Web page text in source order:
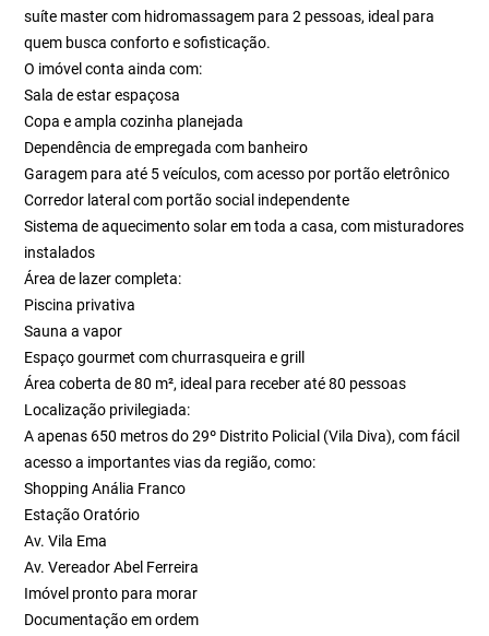
suíte master com hidromassagem para 2 pessoas, ideal para
quem busca conforto e sofisticação.
O imóvel conta ainda com:
Sala de estar espaçosa
Copa e ampla cozinha planejada
Dependência de empregada com banheiro
Garagem para até 5 veículos, com acesso por portão eletrônico
Corredor lateral com portão social independente
Sistema de aquecimento solar em toda a casa, com misturadores
instalados
Área de lazer completa:
Piscina privativa
Sauna a vapor
Espaço gourmet com churrasqueira e grill
Área coberta de 80 m², ideal para receber até 80 pessoas
Localização privilegiada:
A apenas 650 metros do 29º Distrito Policial (Vila Diva), com fácil
acesso a importantes vias da região, como:
Shopping Anália Franco
Estação Oratório
Av. Vila Ema
Av. Vereador Abel Ferreira
Imóvel pronto para morar
Documentação em ordem